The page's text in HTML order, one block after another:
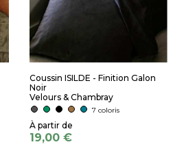
Coussin ISILDE - Finition Galon
Noir
Velours & Chambray
7 coloris
19,00 €